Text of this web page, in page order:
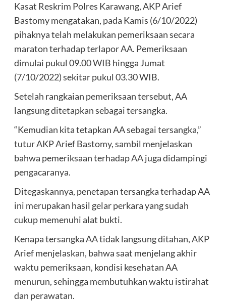
Kasat Reskrim Polres Karawang, AKP Arief
Bastomy mengatakan, pada Kamis (6/10/2022)
pihaknya telah melakukan pemeriksaan secara
maraton terhadap terlapor AA. Pemeriksaan
dimulai pukul 09.00 WIB hingga Jumat
(7/10/2022) sekitar pukul 03.30 WIB.
Setelah rangkaian pemeriksaan tersebut, AA
langsung ditetapkan sebagai tersangka.
“Kemudian kita tetapkan AA sebagai tersangka,”
tutur AKP Arief Bastomy, sambil menjelaskan
bahwa pemeriksaan terhadap AA juga didampingi
pengacaranya.
Ditegaskannya, penetapan tersangka terhadap AA
ini merupakan hasil gelar perkara yang sudah
cukup memenuhi alat bukti.
Kenapa tersangka AA tidak langsung ditahan, AKP
Arief menjelaskan, bahwa saat menjelang akhir
waktu pemeriksaan, kondisi kesehatan AA
menurun, sehingga membutuhkan waktu istirahat
dan perawatan.